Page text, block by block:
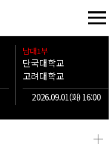
남대1부
단국대학교
고려대학교
2026.09.01(화) 16:00
┼